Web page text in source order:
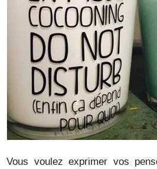
Vous voulez exprimer vos